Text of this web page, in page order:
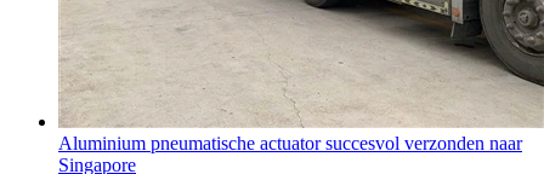
Aluminium pneumatische actuator succesvol verzonden naar
Singapore